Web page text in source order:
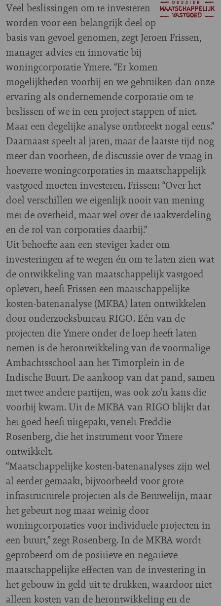
Veel beslissingen om te investeren
worden voor een belangrijk deel op
basis van gevoel genomen, zegt Jeroen Frissen,
manager advies en innovatie bij
woningcorporatie Ymere. “Er komen
mogelijkheden voorbij en we gebruiken dan onze
ervaring als ondernemende corporatie om te
beslissen of we in een project stappen of niet.
Maar een degelijke analyse ontbreekt nogal eens.”
Daarnaast speelt al jaren, maar de laatste tijd nog
meer dan voorheen, de discussie over de vraag in
hoeverre woningcorporaties in maatschappelijk
vastgoed moeten investeren. Frissen: “Over het
doel verschillen we eigenlijk nooit van mening
met de overheid, maar wel over de taakverdeling
en de rol van corporaties daarbij.”
Uit behoefte aan een steviger kader om
investeringen af te wegen én om te laten zien wat
de ontwikkeling van maatschappelijk vastgoed
oplevert, heeft Frissen een maatschappelijke
kosten-batenanalyse (MKBA) laten ontwikkelen
door onderzoeksbureau RIGO. Eén van de
projecten die Ymere onder de loep heeft laten
nemen is de herontwikkeling van de voormalige
Ambachtsschool aan het Timorplein in de
Indische Buurt. De aankoop van dat pand, samen
met twee andere partijen, was ook zo’n kans die
voorbij kwam. Uit de MKBA van RIGO blijkt dat
het goed heeft uitgepakt, vertelt Freddie
Rosenberg, die het instrument voor Ymere
ontwikkelt.
“Maatschappelijke kosten-batenanalyses zijn wel
al eerder gemaakt, bijvoorbeeld voor grote
infrastructurele projecten als de Betuwelijn, maar
het gebeurt nog maar weinig door
woningcorporaties voor individuele projecten in
een buurt,” zegt Rosenberg. In de MKBA wordt
geprobeerd om de positieve en negatieve
maatschappelijke effecten van de investering in
het gebouw in geld uit te drukken, waardoor niet
alleen kosten van de herontwikkeling en de